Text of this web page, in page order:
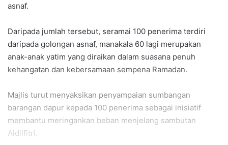
asnaf.
Daripada jumlah tersebut, seramai 100 penerima terdiri
daripada golongan asnaf, manakala 60 lagi merupakan
anak-anak yatim yang diraikan dalam suasana penuh
kehangatan dan kebersamaan sempena Ramadan.
Majlis turut menyaksikan penyampaian sumbangan
barangan dapur kepada 100 penerima sebagai inisiatif
membantu meringankan beban menjelang sambutan
Aidilfitri.